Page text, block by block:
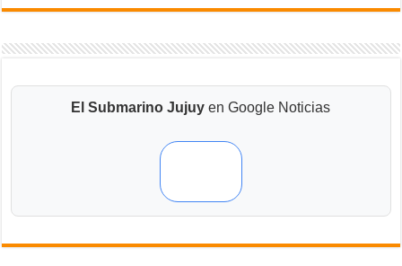
El Submarino Jujuy en Google Noticias